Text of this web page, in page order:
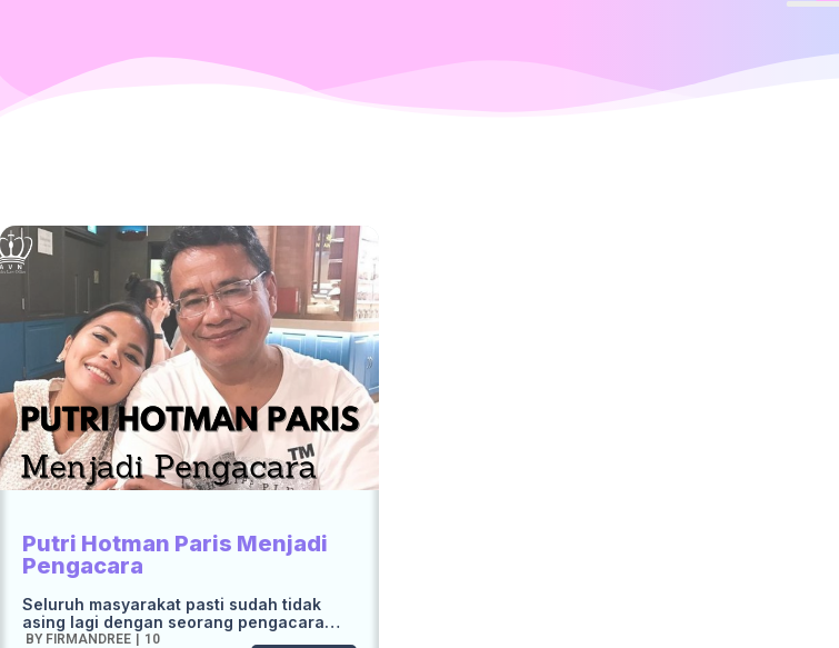
Putri Hotman Paris Menjadi
Pengacara
BY FIRMANDREE
10
Seluruh masyarakat pasti sudah tidak
asing lagi dengan seorang pengacara…